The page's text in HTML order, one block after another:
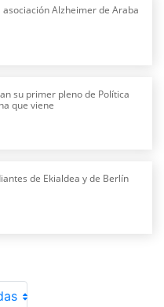
asociación Alzheimer de Araba
su primer pleno de Política
que viene
de Ekialdea y de Berlín